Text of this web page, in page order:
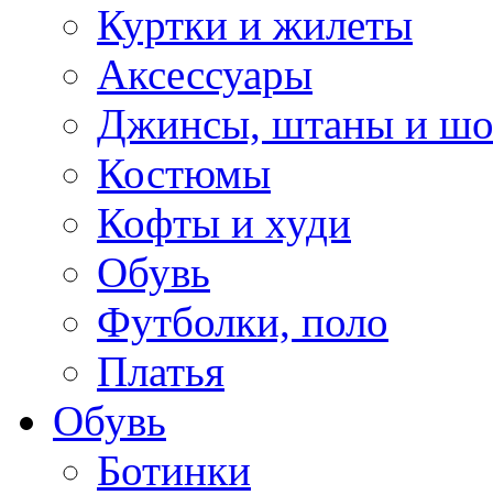
Куртки и жилеты
Аксессуары
Джинсы, штаны и
Костюмы
Кофты и худи
Обувь
Футболки, поло
Платья
Обувь
Ботинки